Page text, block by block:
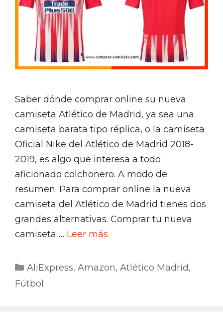
Saber dónde comprar online su nueva
camiseta Atlético de Madrid, ya sea una
camiseta barata tipo réplica, o la camiseta
Oficial Nike del Atlético de Madrid 2018-
2019, es algo que interesa a todo
aficionado colchonero. A modo de
resumen. Para comprar online la nueva
camiseta del Atlético de Madrid tienes dos
grandes alternativas. Comprar tu nueva
camiseta … Leer más
Categorías
AliExpress, Amazon, Atlético Madrid,
Fútbol